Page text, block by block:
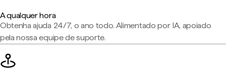
A qualquer hora
Obtenha ajuda 24/7, o ano todo. Alimentado por IA, apoiado
pela nossa equipe de suporte.